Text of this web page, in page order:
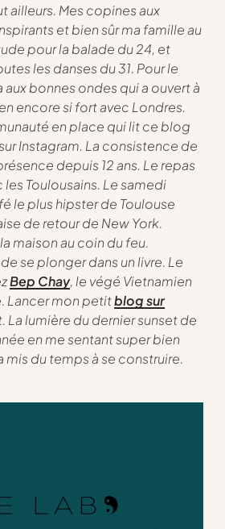
ailleurs. Mes copines aux
et bien sûr ma famille au
pour la balade du 24, et
les danses du 31. Pour le
bonnes ondes qui a ouvert à
encore si fort avec Londres.
en place qui lit ce blog
Instagram. La consistence de
depuis 12 ans. Le repas
les Toulousains. Le samedi
le plus hipster de Toulouse
de retour de New York.
maison au coin du feu.
se plonger dans un livre. Le
Bep Chay, le végé Vietnamien
Lancer mon petitblog sur
La lumière du dernier sunset de
en me sentant super bien
mis du temps à se construire.